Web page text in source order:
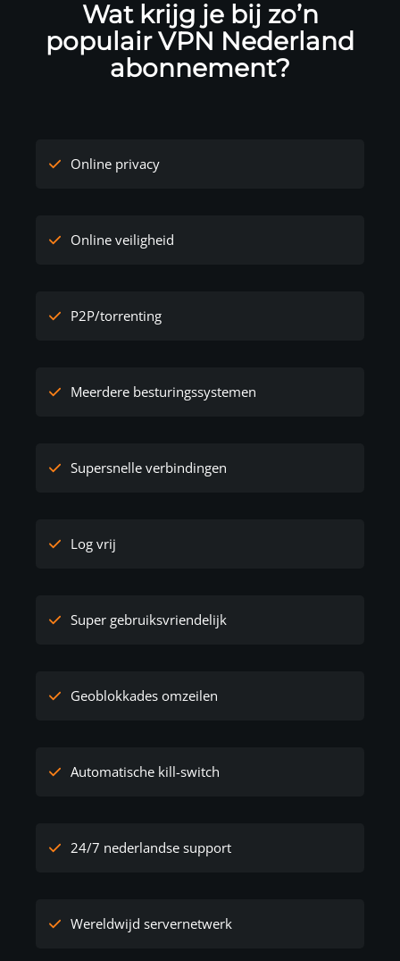
Wat krijg je bij zo’n
populairVPN Nederland
abonnement?
Online privacy
Online veiligheid
P2P/torrenting
Meerdere besturingssystemen
Supersnelle verbindingen
Log vrij
Super gebruiksvriendelijk
Geoblokkades omzeilen
Automatische kill-switch
24/7 nederlandse support
Wereldwijd servernetwerk